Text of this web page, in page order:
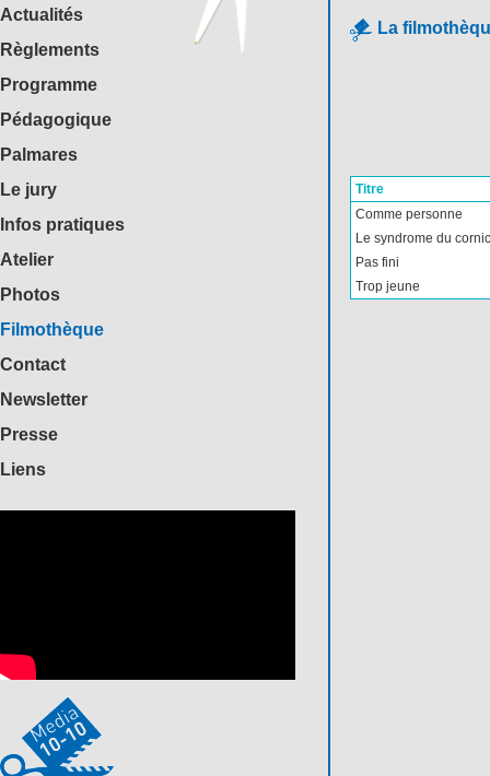
Actualités
Règlements
Programme
Pédagogique
Palmares
Le jury
Infos pratiques
Atelier
Photos
Filmothèque
Contact
Newsletter
Presse
Liens
La
Titre
Comme personne
Le syndrome du
Pas fini
Trop jeune